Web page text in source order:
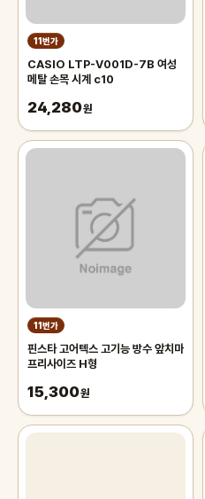
11번가
CASIO LTP-V001D-7B 여성
메탈 손목 시계 c10
24,280원
11번가
핀스타 고어텍스 고기능 방수 앞치마
프리사이즈 H형
15,300원